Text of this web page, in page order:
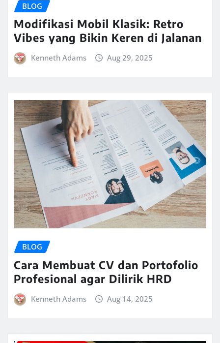
BLOG
Modifikasi Mobil Klasik: Retro
Vibes yang Bikin Keren di Jalanan
Kenneth Adams Aug 29, 2025
BLOG
Cara Membuat CV dan Portofolio
Profesional agar Dilirik HRD
Kenneth Adams Aug 14, 2025